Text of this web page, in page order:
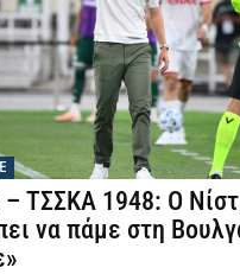
– ΤΣΣΚΑ 1948: Ο
να πάμε στη